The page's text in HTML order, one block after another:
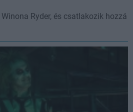
Ryder, és csatlakozik hozzá